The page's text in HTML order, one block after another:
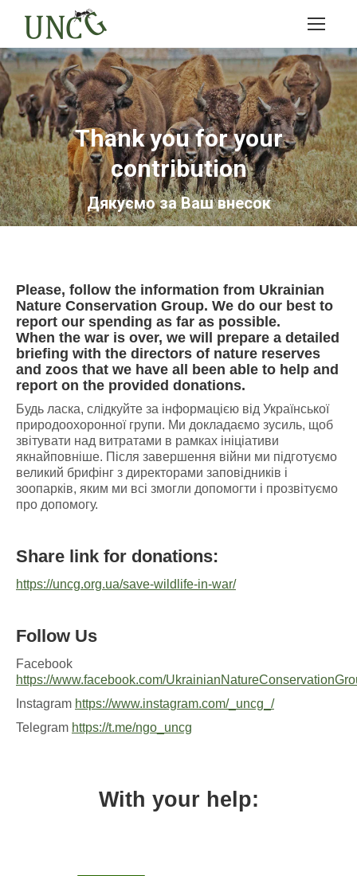
Thank you for your
contribution
Дякуємо за Ваш внесок
Please, follow the information from Ukrainian
Nature Conservation Group. We do our best to
report our spending as far as possible.
When the war is over, we will prepare a detailed
briefing with the directors of nature reserves
and zoos that we have all been able to help and
report on the provided donations.
Будь ласка, слідкуйте за інформацією від Української
природоохоронної групи. Ми докладаємо зусиль, щоб
звітувати над витратами в рамках ініціативи
якнайповніше. Після завершення війни ми підготуємо
великий брифінг з директорами заповідників і
зоопарків, яким ми всі змогли допомогти і прозвітуємо
про допомогу.
Share link for donations:
https://uncg.org.ua/save-wildlife-in-war/
Follow Us
Facebook
https://www.facebook.com/
Instagram https://www.instagram.com/_uncg_/
Telegram https://t.me/ngo_uncg
With your help: